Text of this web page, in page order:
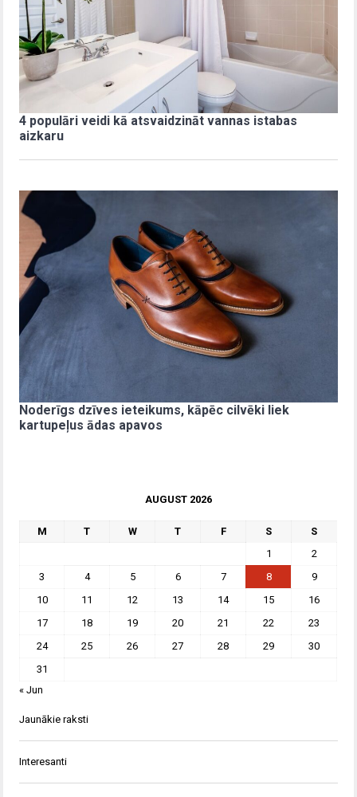
4 populāri veidi kā atsvaidzināt vannas istabas
aizkaru
Noderīgs dzīves ieteikums, kāpēc cilvēki liek
kartupeļus ādas apavos
AUGUST 2026
M T W T F S
S
1
2
3
4 5 6 7 8
9
10
11 12 13 14 15
16
17
18 19 20 21 22
23
24
25 26 27 28 29
30
31
« Jun
Jaunākie raksti
Interesanti